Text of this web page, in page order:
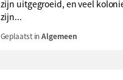
zijn uitgegroeid, en veel
zijn...
Geplaatst inAlgemeen